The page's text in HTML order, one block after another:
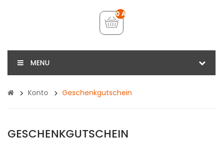
0 Artikel - €0,00
MENU
Konto Geschenkgutschein
GESCHENKGUTSCHEIN